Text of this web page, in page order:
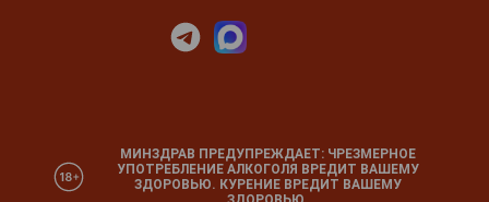
МИНЗДРАВ ПРЕДУПРЕЖДАЕТ: ЧРЕЗМЕРНОЕ
УПОТРЕБЛЕНИЕ АЛКОГОЛЯ ВРЕДИТ ВАШЕМУ
ЗДОРОВЬЮ. КУРЕНИЕ ВРЕДИТ ВАШЕМУ